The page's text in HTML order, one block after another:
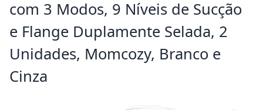
com 3 Modos, 9 Níveis de Sucção
e Flange Duplamente Selada, 2
Unidades, Momcozy, Branco e
Cinza